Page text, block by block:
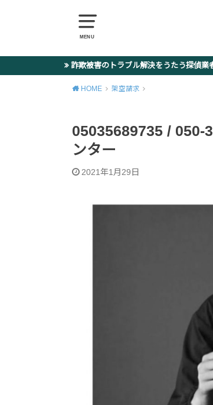
MENU
詐欺被害のトラブル解決をうたう探偵
HOME 架空請求
05035689735 /
ンター
2021年1月29日